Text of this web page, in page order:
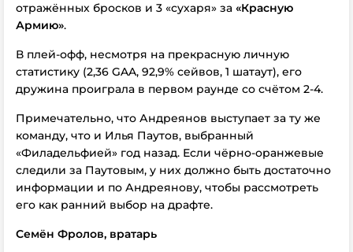
отражённых бросков и 3 «сухаря» за «Красную
Армию».
В плей-офф, несмотря на прекрасную личную
статистику (2,36 GAA, 92,9% сейвов, 1 шатаут), его
дружина проиграла в первом раунде со счётом 2-4.
Примечательно, что Андреянов выступает за ту же
команду, что и Илья Паутов, выбранный
«Филадельфией» год назад. Если чёрно-оранжевые
следили за Паутовым, у них должно быть достаточно
информации и по Андреянову, чтобы рассмотреть
его как ранний выбор на драфте.
Семён Фролов, вратарь